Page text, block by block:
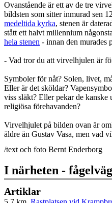
Ovanstående är ett av de tre
bildsten som sitter inmurad sen
medeltida kyrka, stenen är
stått ett halvt millennium
hela stenen - innan den murades
- Vad tror du att virvelhjulen är
Symboler för nåt? Solen, livet,
Eller är det sköldar?
viss släkt? Eller pekar de kanske
religiösa förehavanden?
Virvelhjulet på bilden ovan är
äldre än Gustav Vasa, men vad
/text och foto Bernt Enderborg
I närheten -
Artiklar